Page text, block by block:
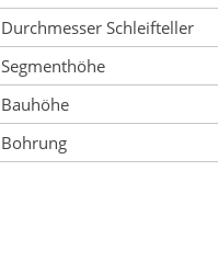
Durchmesser Schleifteller
Segmenthöhe
Bauhöhe
Bohrung